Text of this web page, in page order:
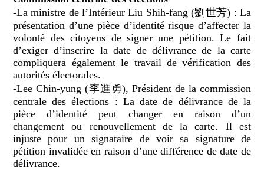
-La ministre de l’Intérieur Liu Shih-fang (劉世芳) : La
présentation d’une pièce d’identité risque d’affecter la
volonté des citoyens de signer une pétition. Le fait
d’exiger d’inscrire la date de délivrance de la carte
compliquera également le travail de vérification des
autorités électorales.
-Lee Chin-yung (李進勇), Président de la commission
centrale des élections : La date de délivrance de la
pièce d’identité peut changer en raison d’un
changement ou renouvellement de la carte. Il est
injuste pour un signataire de voir sa signature de
pétition invalidée en raison d’une différence de date de
délivrance.